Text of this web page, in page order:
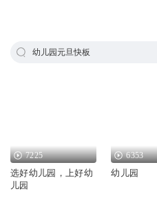
幼儿园元旦快板
7225
选好幼儿园，上好幼
儿园
6353
幼儿园